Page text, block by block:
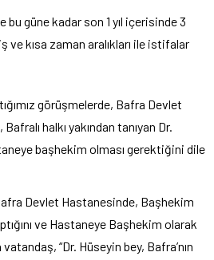
güne kadar son 1 yıl içerisinde 3
kısa zaman aralıkları ile istifalar
görüşmelerde, Bafra Devlet
halkı yakından tanıyan Dr.
başhekim olması gerektiğini dile
Devlet Hastanesinde, Başhekim
ve Hastaneye Başhekim olarak
“Dr. Hüseyin bey, Bafra’nın